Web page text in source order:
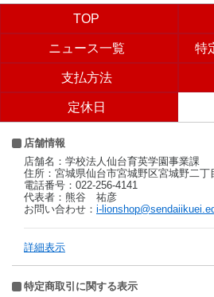
TOP
ニュース一覧 特
支払方法
定休日
店舗情報
店舗名：学校法人仙台育英学園事業課
住所：宮城県仙台市宮城野区宮城野二丁
電話番号：022-256-4141
代表者：熊谷 祐彦
お問い合わせ： i-
詳細表示
特定商取引に関する表示